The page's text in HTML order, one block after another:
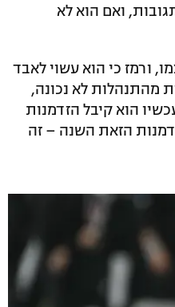
ואם הוא לא
ורמז כי הוא עשוי לאבד
מהתנהלות לא נכונה,
הוא קיבל הזדמנות
הזאת השנה – זה